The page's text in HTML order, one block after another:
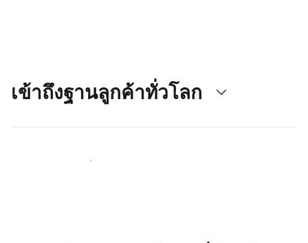
เข้าถึงฐานลูกค้าทั่วโลก
เข้าถึงลูกค้าใหม่ ๆ ตั้งแต่วันนี้